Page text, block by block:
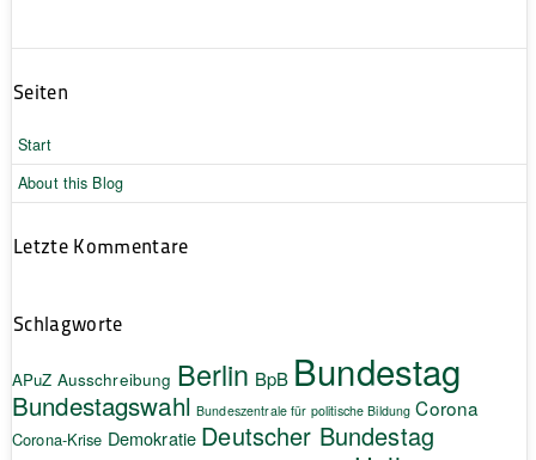
Seiten
Start
About this Blog
Letzte Kommentare
Schlagworte
APuZ Ausschreibung Berlin BpB Bundestag
Bundestagswahl Bundeszentrale für politische Bildung Corona
Corona-Krise Demokratie Deutscher Bundestag